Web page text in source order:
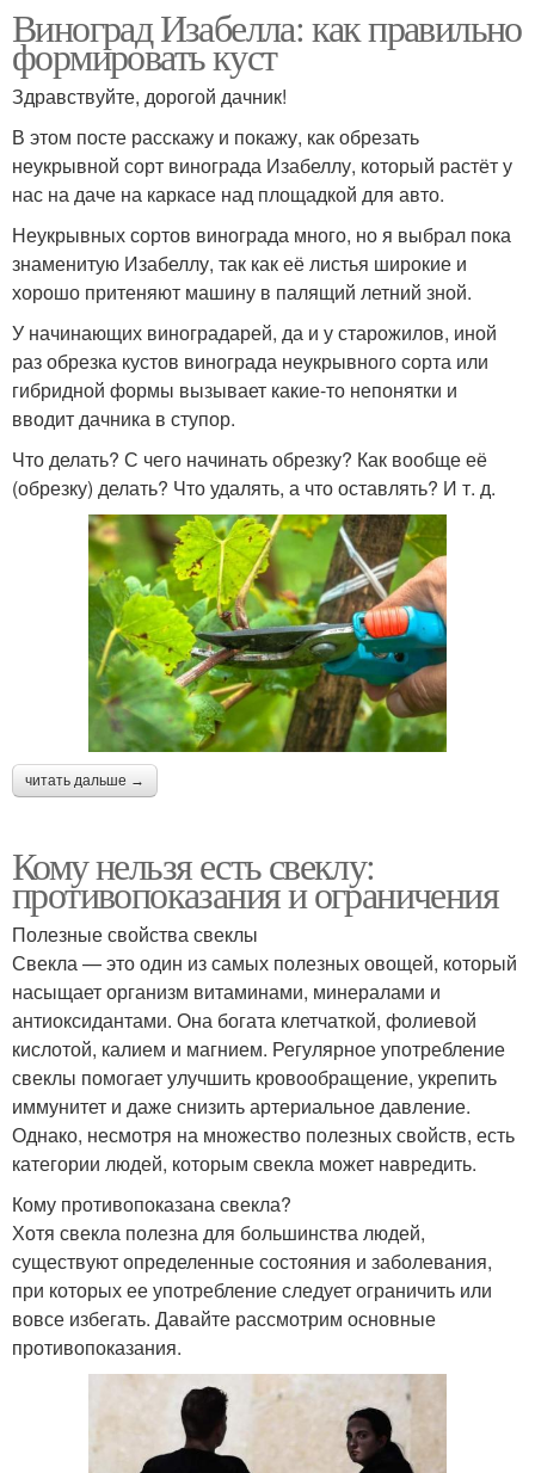
Виноград Изабелла: как правильно
формировать куст
Здравствуйте, дорогой дачник!
В этом посте расскажу и покажу, как обрезать
неукрывной сорт винограда Изабеллу, который растёт у
нас на даче на каркасе над площадкой для авто.
Неукрывных сортов винограда много, но я выбрал пока
знаменитую Изабеллу, так как её листья широкие и
хорошо притеняют машину в палящий летний зной.
У начинающих виноградарей, да и у старожилов, иной
раз обрезка кустов винограда неукрывного сорта или
гибридной формы вызывает какие-то непонятки и
вводит дачника в ступор.
Что делать? С чего начинать обрезку? Как вообще её
(обрезку) делать? Что удалять, а что оставлять? И т. д.
читать дальше →
Кому нельзя есть свеклу:
противопоказания и ограничения
Полезные свойства свеклы
Свекла — это один из самых полезных овощей, который
насыщает организм витаминами, минералами и
антиоксидантами. Она богата клетчаткой, фолиевой
кислотой, калием и магнием. Регулярное употребление
свеклы помогает улучшить кровообращение, укрепить
иммунитет и даже снизить артериальное давление.
Однако, несмотря на множество полезных свойств, есть
категории людей, которым свекла может навредить.
Кому противопоказана свекла?
Хотя свекла полезна для большинства людей,
существуют определенные состояния и заболевания,
при которых ее употребление следует ограничить или
вовсе избегать. Давайте рассмотрим основные
противопоказания.